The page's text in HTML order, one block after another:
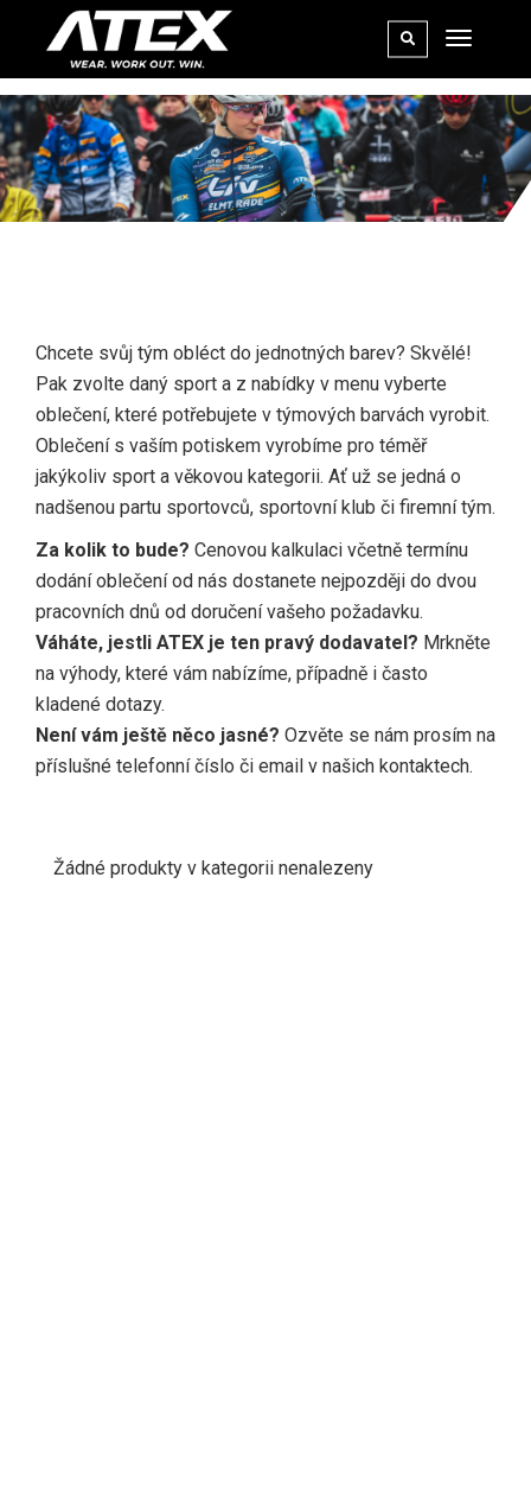
Chcete svůj tým obléct do jednotných barev? Skvělé!
Pak zvolte daný sport a z nabídky v menu vyberte
oblečení, které potřebujete v týmových barvách vyrobit.
Oblečení s vaším potiskem vyrobíme pro téměř
jakýkoliv sport a věkovou kategorii. Ať už se jedná o
nadšenou partu sportovců, sportovní klub či firemní tým.
Za kolik to bude? Cenovou kalkulaci včetně termínu
dodání oblečení od nás dostanete nejpozději do dvou
pracovních dnů od doručení vašeho požadavku.
Váháte, jestli ATEX je ten pravý dodavatel? Mrkněte
na výhody, které vám nabízíme, případně i často
kladené dotazy.
Není vám ještě něco jasné? Ozvěte se nám prosím na
příslušné telefonní číslo či email v našich kontaktech.
Žádné produkty v kategorii nenalezeny